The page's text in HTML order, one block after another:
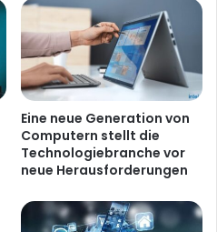
Eine neue Generation von
Computern stellt die
Technologiebranche vor
neue Herausforderungen